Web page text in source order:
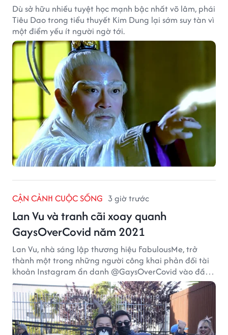
Dù sở hữu nhiều tuyệt học mạnh bậc nhất võ lâm, phái
Tiêu Dao trong tiểu thuyết Kim Dung lại sớm suy tàn vì
một điểm yếu ít người ngờ tới.
CẬN CẢNH CUỘC SỐNG 3 giờ trước
Lan Vu và tranh cãi xoay quanh
GaysOverCovid năm 2021
Lan Vu, nhà sáng lập thương hiệu FabulousMe, trở
thành một trong những người công khai phản đối tài
khoản Instagram ẩn danh @GaysOverCovid vào đầu
năm 2021, trong bối cảnh đại dịch COVID-19 vẫn diễn
biến nghiêm trọng.